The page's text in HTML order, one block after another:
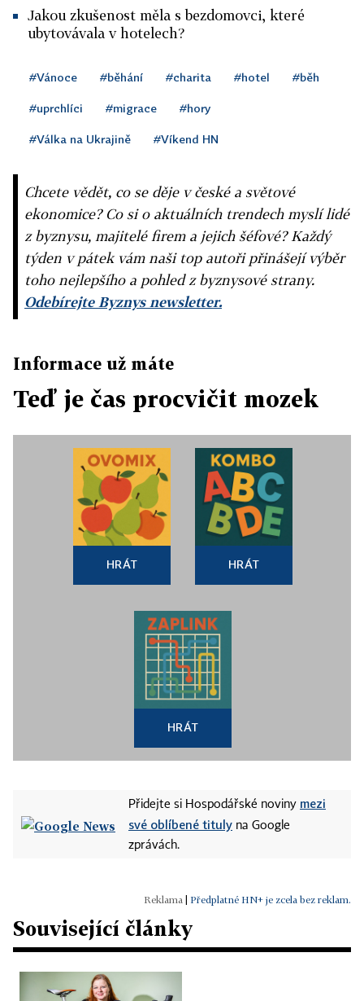
Jakou zkušenost měla s bezdomovci, které
ubytovávala v hotelech?
#Vánoce #běhání #charita #hotel #běh
#uprchlíci #migrace #hory
#Válka na Ukrajině #Víkend HN
Chcete vědět, co se děje v české a světové
ekonomice? Co si o aktuálních trendech myslí lidé
z byznysu, majitelé firem a jejich šéfové? Každý
týden v pátek vám naši top autoři přinášejí výběr
toho nejlepšího a pohled z byznysové strany.
Odebírejte Byznys newsletter.
Informace už máte
Teď je čas procvičit mozek
HRÁT HRÁT
HRÁT
Přidejte si Hospodářské noviny mezi
své oblíbené tituly na Google
zprávách.
Předplatné HN+ je zcela bez reklam.
Související články